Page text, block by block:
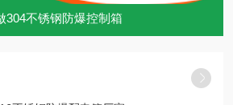
304不锈钢防爆控制箱